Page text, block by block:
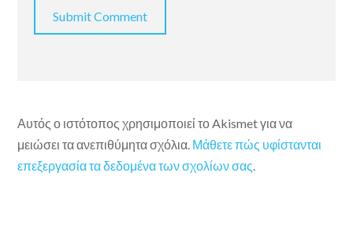
Αυτός ο ιστότοπος χρησιμοποιεί το Akismet για να
μειώσει τα ανεπιθύμητα σχόλια. Μάθετε πώς υφίστανται
επεξεργασία τα δεδομένα των σχολίων σας.